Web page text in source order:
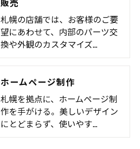
札幌の店舗では、お客様のご要
望にあわせて、内部のパーツ交
換や外観のカスタマイズ…
ホームページ制作
札幌を拠点に、ホームページ制
作を手がける。美しいデザイン
にとどまらず、使いやす…